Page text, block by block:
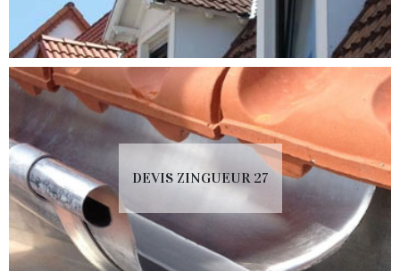
DEVIS ZINGUEUR 27